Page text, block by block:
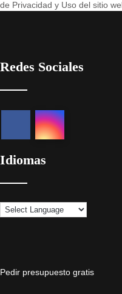
de Privacidad y Uso del sitio
Redes Sociales
Idiomas
Pedir presupuesto gratis